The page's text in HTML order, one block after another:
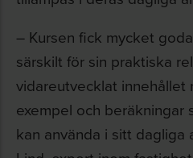
– Kursen fick mycket
särskilt för sin praktiska
vidareutvecklat
exempel och beräkningar
kan använda i sitt dagliga